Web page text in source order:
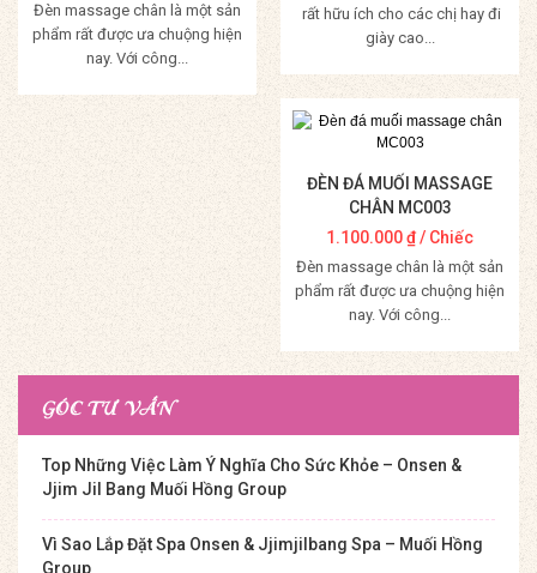
Đèn massage chân là một sản
phẩm rất được ưa chuộng hiện
nay. Với công...
Mua Hàng
rất hữu ích cho các chị hay đi
giày cao...
Mua Hàng
ĐÈN ĐÁ MUỐI MASSAGE
CHÂN MC003
1.100.000₫/ Chiếc
Đèn massage chân là một sản
phẩm rất được ưa chuộng hiện
nay. Với công...
Mua Hàng
GÓC TƯ VẤN
Top Những Việc Làm Ý Nghĩa Cho Sức Khỏe – Onsen &
Jjim Jil Bang Muối Hồng Group
Vì Sao Lắp Đặt Spa Onsen & Jjimjilbang Spa – Muối Hồng
Group